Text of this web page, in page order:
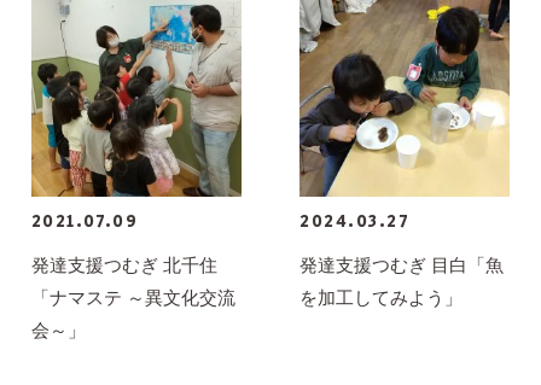
2021.07.09
発達支援つむぎ 北千住
「ナマステ ～異文化交流
会～」
2024.03.27
発達支援つむぎ 目白「魚
を加工してみよう」